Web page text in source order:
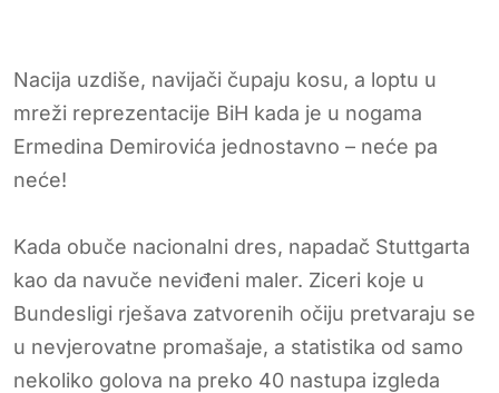
Nacija uzdiše, navijači čupaju kosu, a loptu u
mreži reprezentacije BiH kada je u nogama
Ermedina Demirovića jednostavno – neće pa
neće!
Kada obuče nacionalni dres, napadač Stuttgarta
kao da navuče neviđeni maler. Ziceri koje u
Bundesligi rješava zatvorenih očiju pretvaraju se
u nevjerovatne promašaje, a statistika od samo
nekoliko golova na preko 40 nastupa izgleda